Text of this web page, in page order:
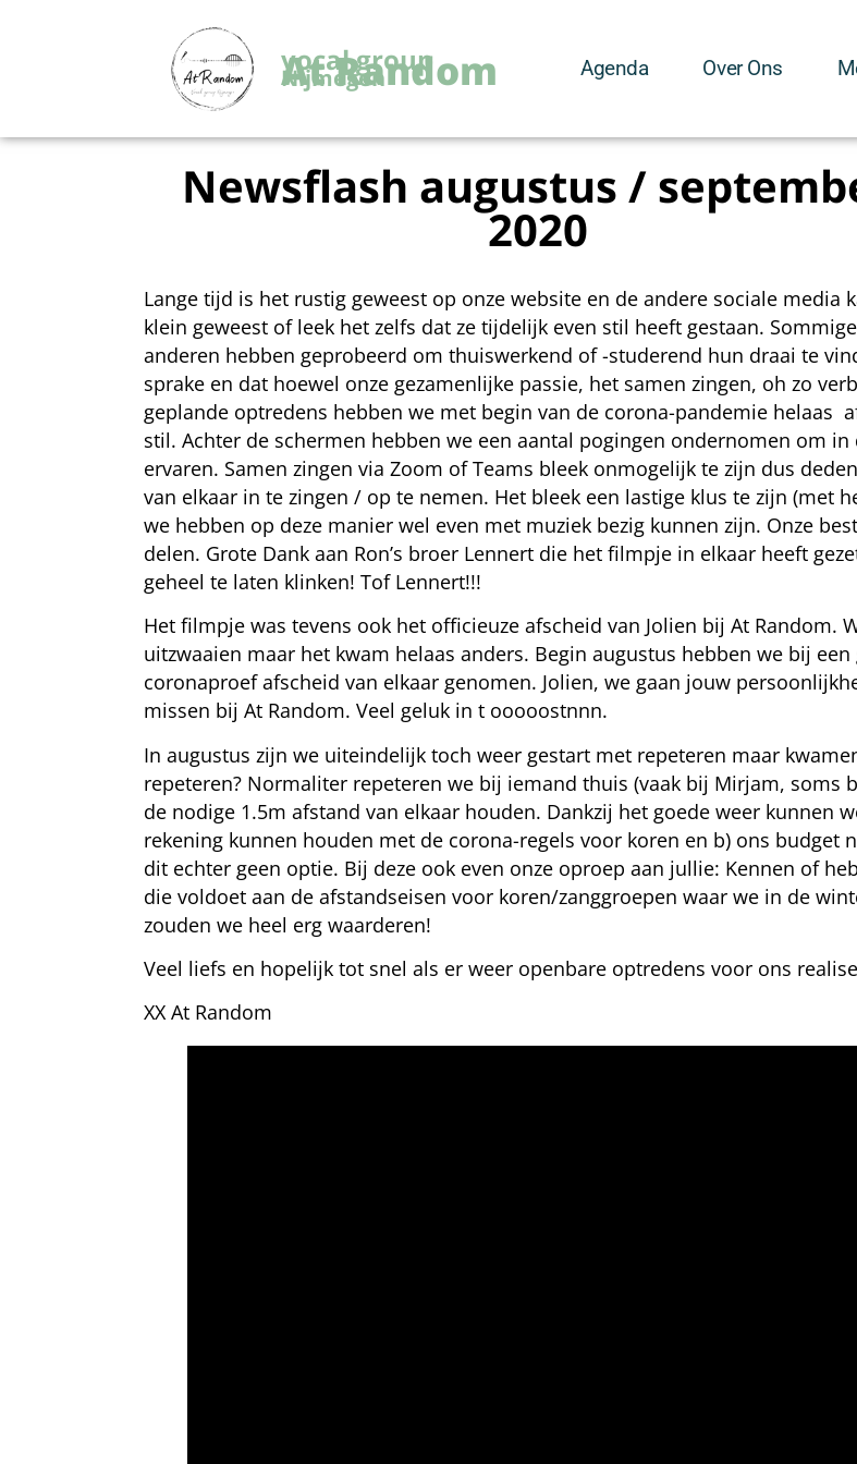
vocal group
At Random
Nijmegen Agenda Over Ons
Newsflash augustus /
2020
Lange tijd is het rustig geweest op onze website en de andere sociale media
klein geweest of leek het zelfs dat ze tijdelijk even stil heeft gestaan.
anderen hebben geprobeerd om thuiswerkend of -studerend hun draai te
sprake en dat hoewel onze gezamenlijke passie, het samen zingen, oh zo
geplande optredens hebben we met begin van de corona-pandemie helaas
stil. Achter de schermen hebben we een aantal pogingen ondernomen om
ervaren. Samen zingen via Zoom of Teams bleek onmogelijk te zijn dus
van elkaar in te zingen / op te nemen. Het bleek een lastige klus te zijn (met
we hebben op deze manier wel even met muziek bezig kunnen zijn. Onze
delen. Grote Dank aan Ron’s broer Lennert die het filmpje in elkaar heeft
geheel te laten klinken! Tof Lennert!!!
Het filmpje was tevens ook het officieuze afscheid van Jolien bij At Random.
uitzwaaien maar het kwam helaas anders. Begin augustus hebben we bij
coronaproef afscheid van elkaar genomen. Jolien, we gaan jouw
missen bij At Random. Veel geluk in t ooooostnnn.
In augustus zijn we uiteindelijk toch weer gestart met repeteren maar
repeteren? Normaliter repeteren we bij iemand thuis (vaak bij Mirjam, soms
de nodige 1.5m afstand van elkaar houden. Dankzij het goede weer kunnen
rekening kunnen houden met de corona-regels voor koren en b) ons budget
dit echter geen optie. Bij deze ook even onze oproep aan jullie: Kennen of
die voldoet aan de afstandseisen voor koren/zanggroepen waar we in de
zouden we heel erg waarderen!
Veel liefs en hopelijk tot snel als er weer openbare optredens voor ons
XX At Random